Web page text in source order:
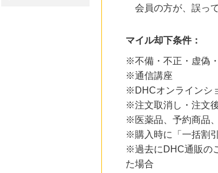
会員の方が、誤っ
マイル却下条件：
※不備・不正・虚偽
※通信講座
※DHCオンラインシ
※注文取消し・注文
※医薬品、予約商品
※購入時に「一括割
※過去にDHC通販の
た場合